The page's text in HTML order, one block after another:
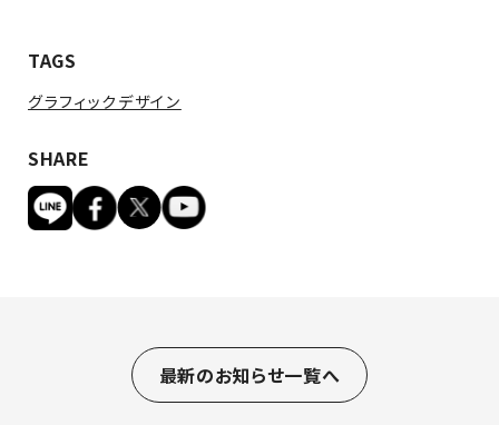
TAGS
グラフィックデザイン
SHARE
最新のお知らせ一覧へ